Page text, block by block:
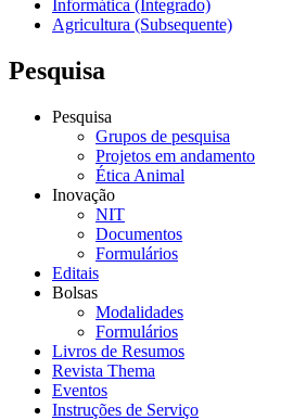
Informática (Integrado)
Agricultura (Subsequente)
Pesquisa
Pesquisa
Grupos de pesquisa
Projetos em andamento
Ética Animal
Inovação
NIT
Documentos
Formulários
Editais
Bolsas
Modalidades
Formulários
Livros de Resumos
Revista Thema
Eventos
Instruções de Serviço